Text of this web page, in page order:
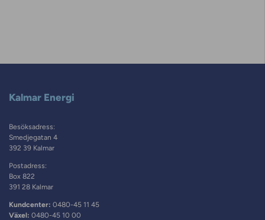
Kalmar Energi
Besöksadress:
Smedjegatan 4
392 39 Kalmar
Postadress:
Box 822
391 28 Kalmar
Kundcenter: 0480-45 11 45
Växel: 0480-45 10 00